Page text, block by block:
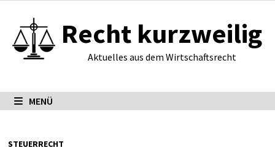
Inhalt
springen
Recht kurzweilig
Aktuelles aus dem Wirtschaftsrecht
MENÜ
STEUERRECHT